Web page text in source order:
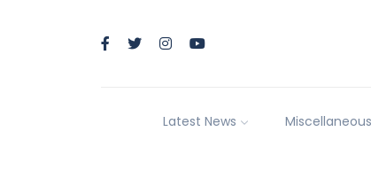
Latest News Miscellaneous